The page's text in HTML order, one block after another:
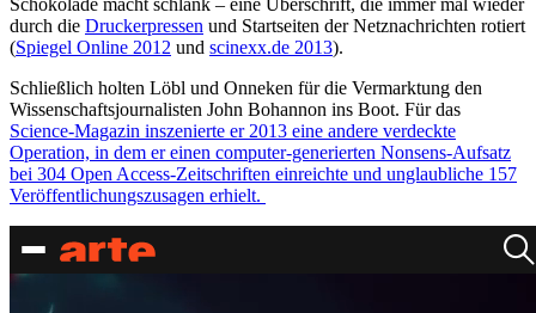
durch die Druckerpressen und Startseiten der Netznachrichten rotiert
(Spiegel Online 2012 und scinexx.de 2013).
Schließlich holten Löbl und Onneken für die Vermarktung den
Wissenschaftsjournalisten John Bohannon ins Boot. Für das
Science-Magazin inszenierte er 2013 eine andere verdeckte
Operation, in dem er einen computer-generierten Nonsens-Aufsatz
bei 304 Open Access-Zeitschriften einreichte und unglaubliche 157
Veröffentlichungszusagen erhielt.